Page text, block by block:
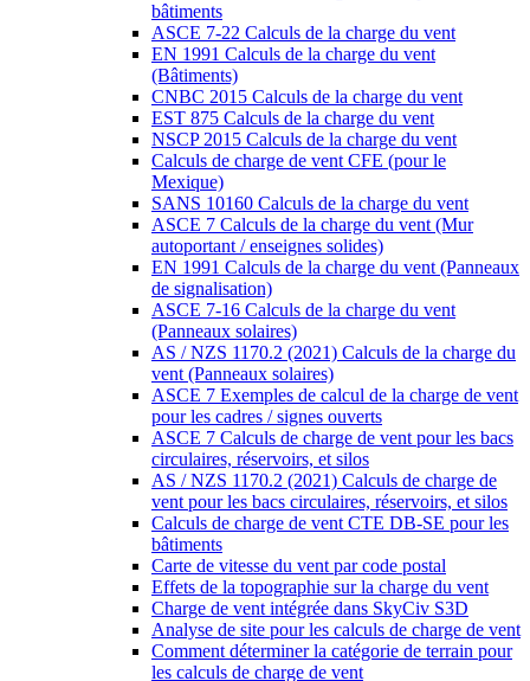
bâtiments
ASCE 7-22 Calculs de la charge du vent
EN 1991 Calculs de la charge du vent
(Bâtiments)
CNBC 2015 Calculs de la charge du vent
EST 875 Calculs de la charge du vent
NSCP 2015 Calculs de la charge du vent
Calculs de charge de vent CFE (pour le
Mexique)
SANS 10160 Calculs de la charge du vent
ASCE 7 Calculs de la charge du vent (Mur
autoportant / enseignes solides)
EN 1991 Calculs de la charge du vent (Panneaux
de signalisation)
ASCE 7-16 Calculs de la charge du vent
(Panneaux solaires)
AS / NZS 1170.2 (2021) Calculs de la charge du
vent (Panneaux solaires)
ASCE 7 Exemples de calcul de la charge de vent
pour les cadres / signes ouverts
ASCE 7 Calculs de charge de vent pour les bacs
circulaires, réservoirs, et silos
AS / NZS 1170.2 (2021) Calculs de charge de
vent pour les bacs circulaires, réservoirs, et silos
Calculs de charge de vent CTE DB-SE pour les
bâtiments
Carte de vitesse du vent par code postal
Effets de la topographie sur la charge du vent
Charge de vent intégrée dans SkyCiv S3D
Analyse de site pour les calculs de charge de vent
Comment déterminer la catégorie de terrain pour
les calculs de charge de vent